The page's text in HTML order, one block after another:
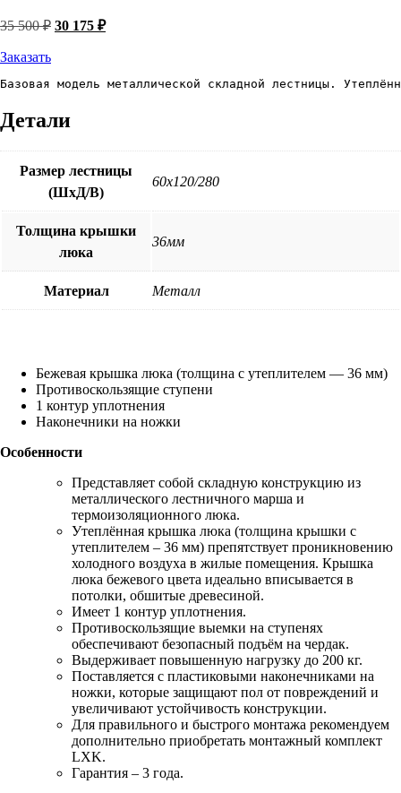
35 500₽ Первоначальная
500 ₽.
30 175 ₽Текущая
Заказать
Базовая модель металлической складной лестницы.
Детали
Размер лестницы
(ШхД/В)
60х120/280
Толщина крышки
люка
36мм
Материал Металл
Бежевая крышка люка (толщина с утеплителем — 36 мм)
Противоскользящие ступени
1 контур уплотнения
Наконечники на ножки
Особенности
Представляет собой складную конструкцию из
металлического лестничного марша и
термоизоляционного люка.
Утеплённая крышка люка (толщина крышки с
утеплителем – 36 мм) препятствует проникновению
холодного воздуха в жилые помещения. Крышка
люка бежевого цвета идеально вписывается в
потолки, обшитые древесиной.
Имеет 1 контур уплотнения.
Противоскользящие выемки на ступенях
обеспечивают безопасный подъём на чердак.
Выдерживает повышенную нагрузку до 200 кг.
Поставляется с пластиковыми наконечниками на
ножки, которые защищают пол от повреждений и
увеличивают устойчивость конструкции.
Для правильного и быстрого монтажа рекомендуем
дополнительно приобретать монтажный комплект
LXK.
Гарантия – 3 года.